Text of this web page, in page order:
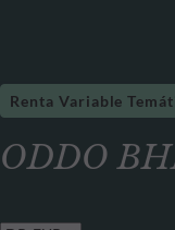
ODDO
Renta Variable